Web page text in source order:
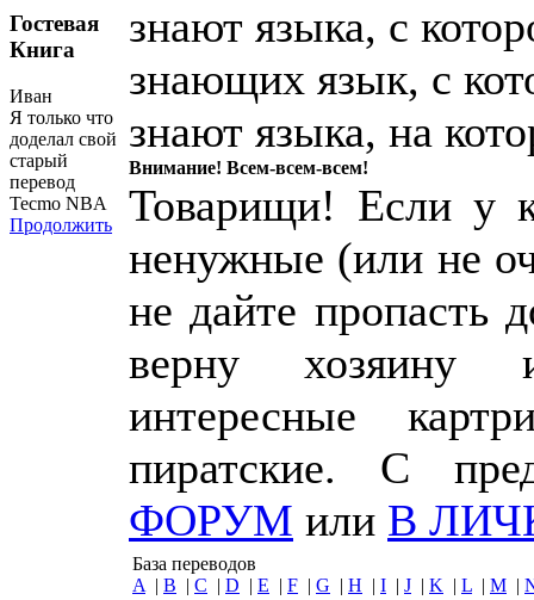
Гостевая
Книга
Иван
Я только что
доделал свой
старый
перевод
Tecmo NBA
Продолжить
знают языка, с
знающих язык, с
знают языка, на
Внимание! Всем-всем-всем!
Товарищи! Если у
ненужные (или не
не дайте пропасть
верну хозяину
интересные
пиратские. С
ФОРУМ или В
База переводов
A | B | C | D | E | F | G | H | I | J | K | L | M |